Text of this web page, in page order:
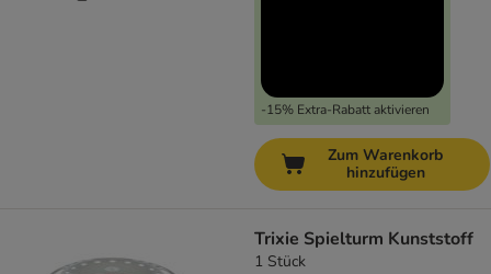
-15% Extra-Rabatt aktivieren
Zum Warenkorb
hinzufügen
Trixie Spielturm Kunststoff
1 Stück